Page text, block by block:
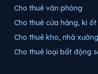
Cho thuê văn phòng
Cho thuê cửa hàng, ki ốt
Cho thuê kho, nhà
Cho thuê loại bất động